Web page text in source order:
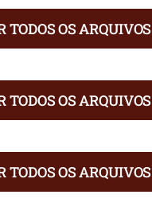
TODOS OS ARQUIVOS
TODOS OS ARQUIVOS
TODOS OS ARQUIVOS